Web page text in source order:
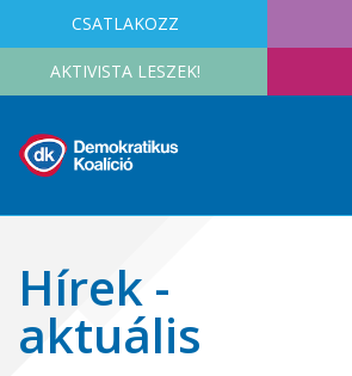
CSATLAKOZZ
AKTIVISTA LESZEK!
Hírek -
aktuális